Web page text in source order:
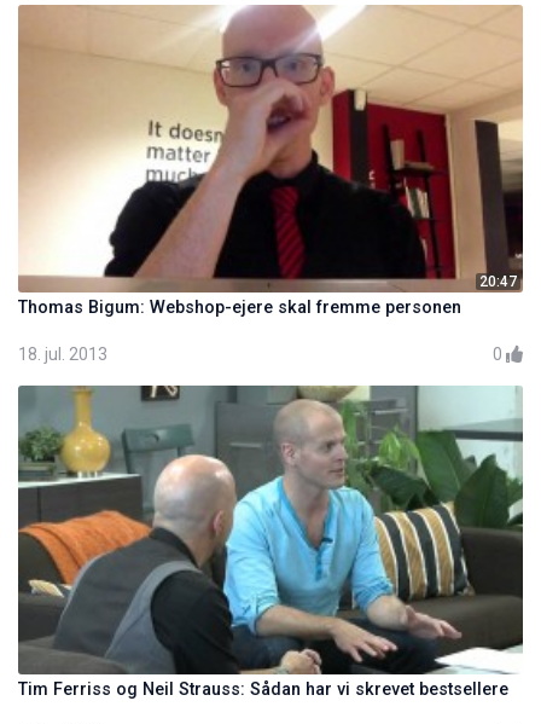
20:47
Thomas Bigum: Webshop-ejere skal fremme personen
18. jul. 2013 0
Tim Ferriss og Neil Strauss: Sådan har vi skrevet bestsellere